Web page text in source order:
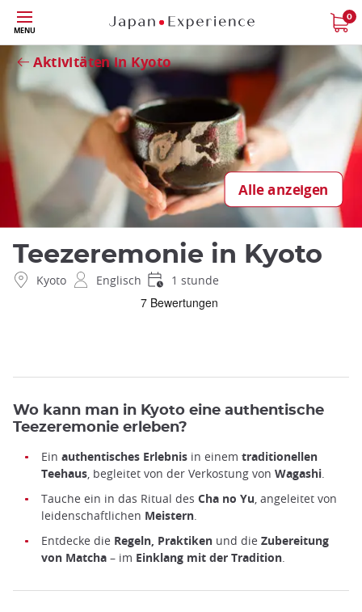
Größe
MENU
0
Aktivitäten in Kyoto
Alle anzeigen
Schließen
Teezeremonie in Kyoto
Kyoto Englisch 1 stunde
Wo kann man in Kyoto eine authentische
Teezeremonie erleben?
Ein authentisches Erlebnis in einem traditionellen
Teehaus, begleitet von der Verkostung von Wagashi.
Tauche ein in das Ritual des Cha no Yu, angeleitet von
leidenschaftlichen Meistern.
Entdecke die Regeln, Praktiken und die Zubereitung
von Matcha – im Einklang mit der Tradition.